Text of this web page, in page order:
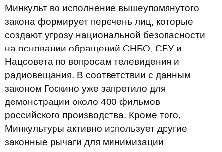
Минкульт во исполнение вышеупомянутого
закона формирует перечень лиц, которые
создают угрозу национальной безопасности
на основании обращений СНБО, СБУ и
Нацсовета по вопросам телевидения и
радиовещания. В соответствии с данным
законом Госкино уже запретило для
демонстрации около 400 фильмов
российского производства. Кроме того,
Минкультуры активно использует другие
законные рычаги для минимизации